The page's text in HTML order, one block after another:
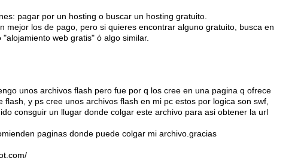
pagar por un hosting o buscar un hosting gratuito.
mejor los de pago, pero si quieres encontrar alguno gratuito, busca en
web gratis" ó algo similar.
unos archivos flash pero fue por q los cree en una pagina q ofrece
flash, y ps cree unos archivos flash en mi pc estos por logica son swf,
consguir un llugar donde colgar este archivo para asi obtener la url
paginas donde puede colgar mi archivo.gracias